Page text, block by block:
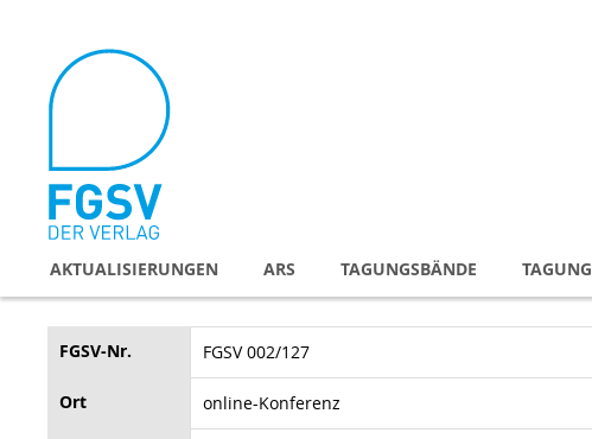
Inhalt
AKTUALISIERUNGEN ARS TAGUNGSBÄNDE
FGSV-Nr. FGSV 002/127
Ort online-Konferenz